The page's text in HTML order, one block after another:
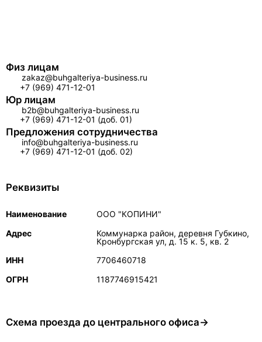
Физ лицам
zakaz@buhgalteriya-business.ru
+7 (969) 471-12-01
Юр лицам
b2b@buhgalteriya-business.ru
+7 (969) 471-12-01 (доб. 01)
Предложения сотрудничества
info@buhgalteriya-business.ru
+7 (969) 471-12-01 (доб. 02)
Реквизиты
Наименование
ООО "КОПИНИ"
Адрес
Коммунарка район, деревня Губкино,
Кронбургская ул, д. 15 к. 5, кв. 2
ИНН
7706460718
ОГРН
1187746915421
Схема проезда до центрального офиса→